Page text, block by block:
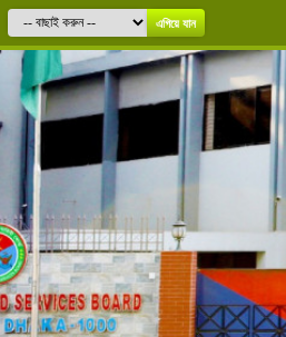
এগিয়ে যান